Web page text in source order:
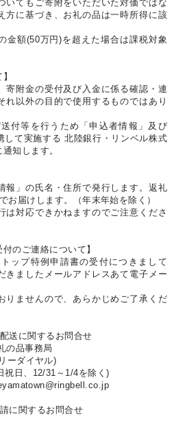
いてもご寄附をいただいた対価ではな
方に基づき、お礼の品は一時所得に該
金額(50万円)を超えた場合は課税対象
寄附金の受付及び入金に係る確認・連
れ以外の目的で使用するものではあり
付等を行うため「申込者情報」及び
して実施する 北陸銀行・リンベル株式
知します。
報」の氏名・住所で発行します。返礼
お届けします。（年末年始を除く）
は対応できかねますのでご注意くださ
のご連絡について】
ップ特例申請書の受付につきまして
きましたメールアドレスあて電子メー
りませんので、あらかじめご了承くだ
送に関するお問合せ
の品事務局
ーダイヤル)
日、12/31～1/4を除く)
に関するお問合せ